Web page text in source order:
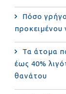
Πόσο
προκειμένου
Τα άτομα
έως 40%
θανάτου